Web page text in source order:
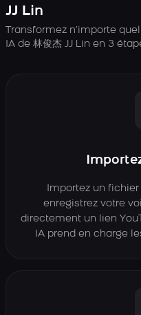
JJ Lin
Transformez n’importe
IA de 林俊杰 JJ Lin en 3
Importez un fichier
enregistrez votre
directement un lien
IA prend en charge